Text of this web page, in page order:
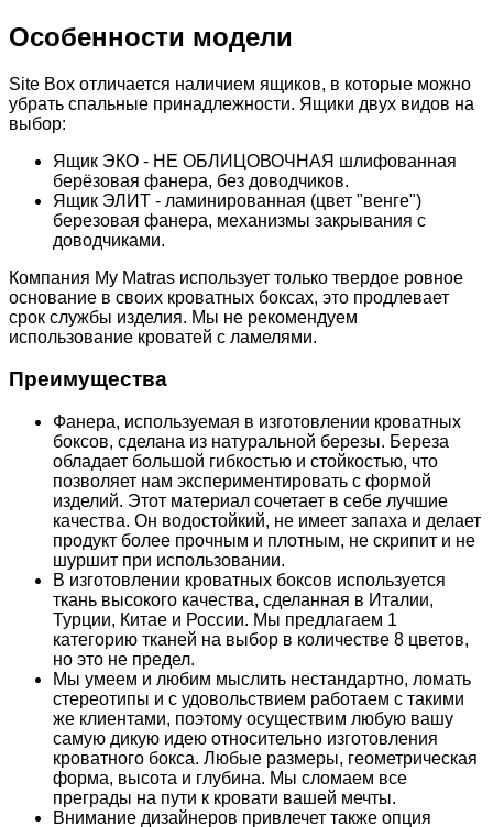
Особенности модели
Site Box отличается наличием ящиков, в которые можно
убрать спальные принадлежности. Ящики двух видов на
выбор:
Ящик ЭКО - НЕ ОБЛИЦОВОЧНАЯ шлифованная
берёзовая фанера, без доводчиков.
Ящик ЭЛИТ - ламинированная (цвет "венге")
березовая фанера, механизмы закрывания с
доводчиками.
Компания My Matras использует только твердое ровное
основание в своих кроватных боксах, это продлевает
срок службы изделия. Мы не рекомендуем
использование кроватей с ламелями.
Преимущества
Фанера, используемая в изготовлении кроватных
боксов, сделана из натуральной березы. Береза
обладает большой гибкостью и стойкостью, что
позволяет нам экспериментировать с формой
изделий. Этот материал сочетает в себе лучшие
качества. Он водостойкий, не имеет запаха и делает
продукт более прочным и плотным, не скрипит и не
шуршит при использовании.
В изготовлении кроватных боксов используется
ткань высокого качества, сделанная в Италии,
Турции, Китае и России. Мы предлагаем 1
категорию тканей на выбор в количестве 8 цветов,
но это не предел.
Мы умеем и любим мыслить нестандартно, ломать
стереотипы и с удовольствием работаем с такими
же клиентами, поэтому осуществим любую вашу
самую дикую идею относительно изготовления
кроватного бокса. Любые размеры, геометрическая
форма, высота и глубина. Мы сломаем все
преграды на пути к кровати вашей мечты.
Внимание дизайнеров привлечет также опция